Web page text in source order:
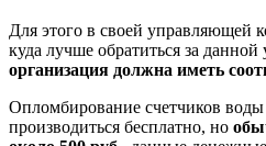
Для этого в своей управляющей
куда лучше обратиться за
организация должна иметь
Опломбирование счетчиков воды
производиться бесплатно, но